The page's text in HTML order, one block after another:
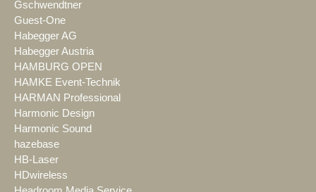
Gschwendtner
Guest-One
Habegger AG
Habegger Austria
HAMBURG OPEN
HAMKE Event-Technik
HARMAN Professional
Harmonic Design
Harmonic Sound
hazebase
HB-Laser
HDwireless